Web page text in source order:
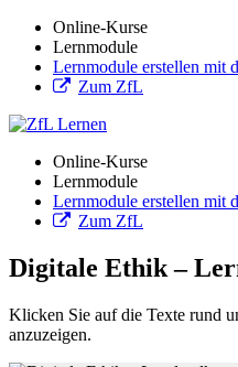
Online-Kurse
Lernmodule
Lernmodule erstellen mit
Zum ZfL
Online-Kurse
Lernmodule
Lernmodule erstellen mit
Zum ZfL
Digitale Ethik –
Klicken Sie auf die Texte rund
anzuzeigen.